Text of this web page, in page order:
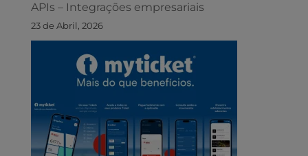
APIs – Integrações empresariais
23 de Abril, 2026